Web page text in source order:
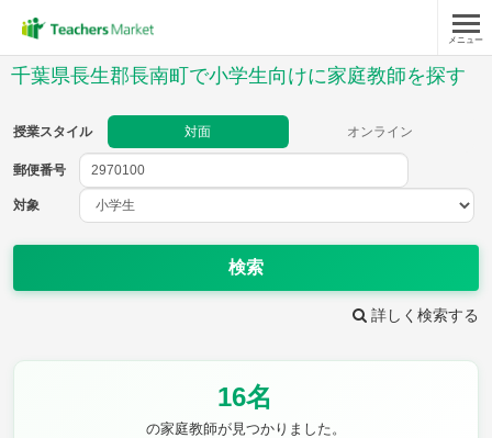
メニュー
千葉県長生郡長南町で小学生向けに家庭教師を探す
授業スタイル 対面 オンライン
郵便番号
対象
検索
詳しく検索する
16名
の家庭教師が見つかりました。
郵便番号
教科
理科